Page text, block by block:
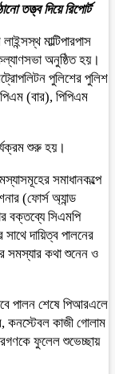
তত্ত্ব দিয়ে রিপোর্ট
মাল্টিপারপাস
অনুষ্ঠিত হয়।
পুলিশের পুলিশ
(বার), পিপিএম
শুরু হয়।
সমাধানকল্পে
(ফোর্স অ্যান্ড
বক্তব্যে সিএমপি
দায়িত্ব পালনের
সমস্যার কথা শুনেন ও
পালন শেষে পিআরএলে
কনস্টেবল কাজী গোলাম
ফুলেল শুভেচ্ছায়